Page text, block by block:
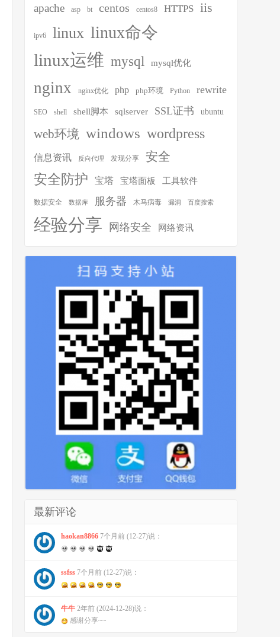
apache asp bt centos centos8 HTTPS iis
ipv6 linux linux命令
linux运维 mysql mysql优化
nginx nginx优化 php php环境 Python rewrite
SEO shell shell脚本 sqlserver SSL证书 ubuntu
web环境 windows wordpress
信息资讯 反向代理 发现分享 安全
安全防护 宝塔 宝塔面板 工具软件
数据安全 数据库 服务器 木马病毒 漏洞 百度搜索
经验分享 网络安全 网络资讯
最新评论
haokan8866 7个月前 (12-27)说：
ssfss 7个月前 (12-27)说：
牛牛 2年前 (2024-12-28)说：
感谢分享~~